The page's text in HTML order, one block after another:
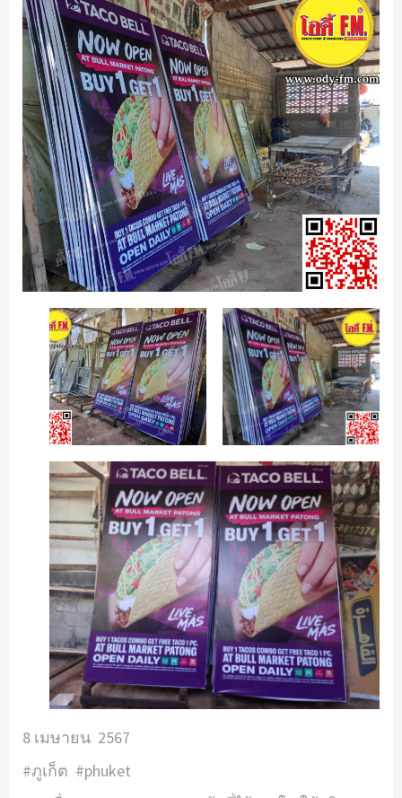
8 เมษายน 2567
#ภูเก็ต #phuket